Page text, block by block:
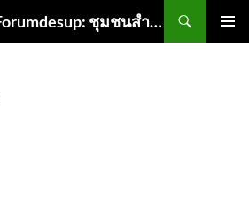
forumdesup.com: "Forumdesup: ชุมชนสำหรับนักบินสู่ความเป็นเลิศ"